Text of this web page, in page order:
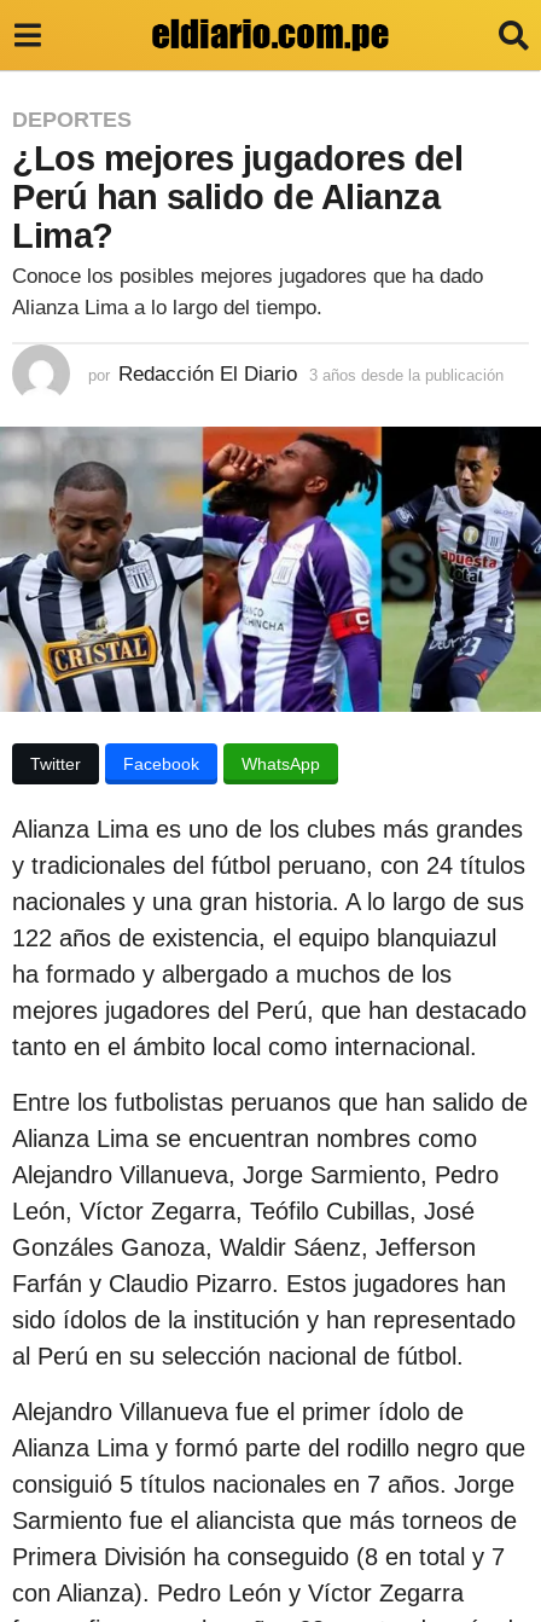
3
a
ñ
o
s
d
s
e
l
a
p
u
b
l
i
i
ó
n
3
a
ñ
o
s
d
e
s
d
e
l
a
u
b
l
i
c
a
DEPORTES
¿Los mejores jugadores del
Perú han salido de Alianza
Lima?
Conoce los posibles mejores jugadores que ha dado
Alianza Lima a lo largo del tiempo.
por Redacción El Diario 3 años desde la publicación
d
e
s
d
e
l
a
p
i
ó
n
Twitter Facebook WhatsApp
Alianza Lima es uno de los clubes más grandes
y tradicionales del fútbol peruano, con 24 títulos
nacionales y una gran historia. A lo largo de sus
122 años de existencia, el equipo blanquiazul
ha formado y albergado a muchos de los
mejores jugadores del Perú, que han destacado
tanto en el ámbito local como internacional.
Entre los futbolistas peruanos que han salido de
Alianza Lima se encuentran nombres como
Alejandro Villanueva, Jorge Sarmiento, Pedro
León, Víctor Zegarra, Teófilo Cubillas, José
Gonzáles Ganoza, Waldir Sáenz, Jefferson
Farfán y Claudio Pizarro. Estos jugadores han
sido ídolos de la institución y han representado
al Perú en su selección nacional de fútbol.
Alejandro Villanueva fue el primer ídolo de
Alianza Lima y formó parte del rodillo negro que
consiguió 5 títulos nacionales en 7 años. Jorge
Sarmiento fue el aliancista que más torneos de
Primera División ha conseguido (8 en total y 7
con Alianza). Pedro León y Víctor Zegarra